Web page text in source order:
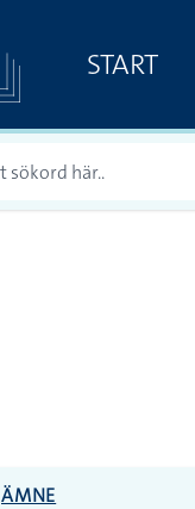
START
ÄMNE